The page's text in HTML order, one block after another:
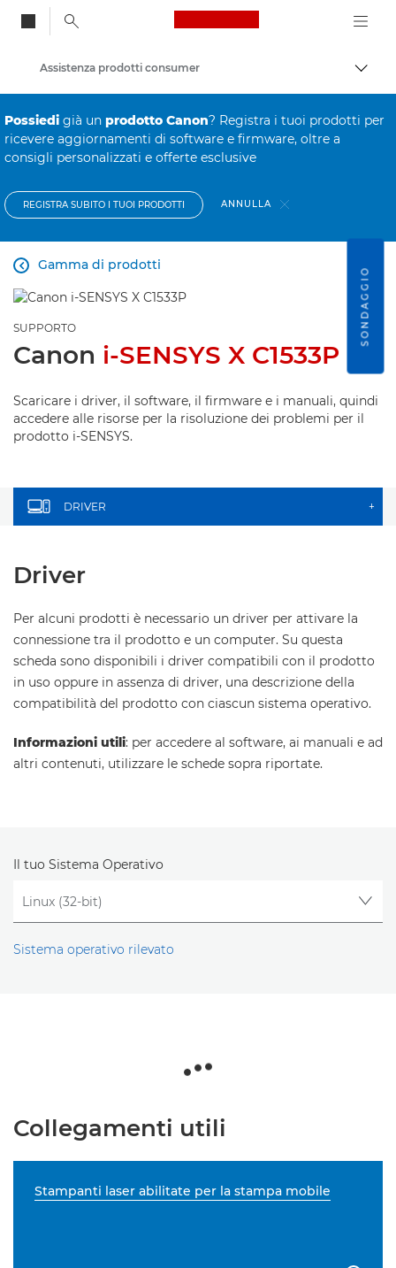
Canon Logo, back
Assistenza prodotti consumer
Possiedi già un prodotto Canon? Registra i tuoi prodotti per
ricevere aggiornamenti di software e firmware, oltre a
consigli personalizzati e offerte esclusive
REGISTRA SUBITO I TUOI PRODOTTI ANNULLA
Gamma di prodotti

SUPPORTO
Canon i-SENSYS X C1533P
Scaricare i driver, il software, il firmware e i manuali, quindi
accedere alle risorse per la risoluzione dei problemi per il
prodotto i-SENSYS.
DRIVER +
Driver
Per alcuni prodotti è necessario un driver per attivare la
connessione tra il prodotto e un computer. Su questa
scheda sono disponibili i driver compatibili con il prodotto
in uso oppure in assenza di driver, una descrizione della
compatibilità del prodotto con ciascun sistema operativo.
Informazioni utili: per accedere al software, ai manuali e ad
altri contenuti, utilizzare le schede sopra riportate.
Il tuo Sistema Operativo
Sistema operativo rilevato
Collegamenti utili
Stampanti laser abilitate per la stampa mobile
SONDAGGIO